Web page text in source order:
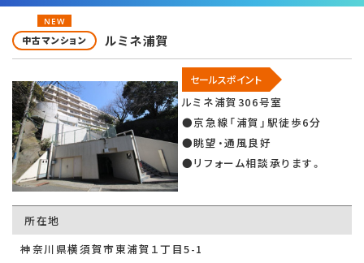
NEW
中古マンション ルミネ浦賀
セールスポイント
ルミネ浦賀306号室
●京急線「浦賀」駅徒歩6分
●眺望・通風良好
●リフォーム相談承ります。
所在地
神奈川県横須賀市東浦賀１丁目5-1